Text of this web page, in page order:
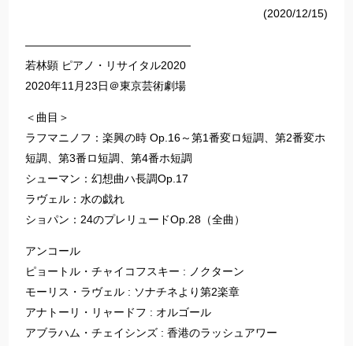
(2020/12/15)
———————————————
若林顕 ピアノ・リサイタル2020
2020年11月23日＠東京芸術劇場
＜曲目＞
ラフマニノフ：楽興の時 Op.16～第1番変ロ短調、第2番変ホ
短調、第3番ロ短調、第4番ホ短調
シューマン：幻想曲ハ長調Op.17
ラヴェル：水の戯れ
ショパン：24のプレリュードOp.28（全曲）
アンコール
ピョートル・チャイコフスキー : ノクターン
モーリス・ラヴェル : ソナチネより第2楽章
アナトーリ・リャードフ : オルゴール
アブラハム・チェイシンズ : 香港のラッシュアワー